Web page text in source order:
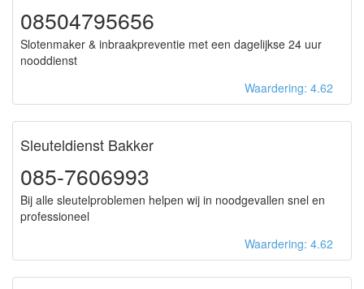
08504795656
Slotenmaker & inbraakpreventie met een dagelijkse 24 uur
nooddienst
Waardering: 4.62
Sleuteldienst Bakker
085-7606993
Bij alle sleutelproblemen helpen wij in noodgevallen snel en
professioneel
Waardering: 4.62